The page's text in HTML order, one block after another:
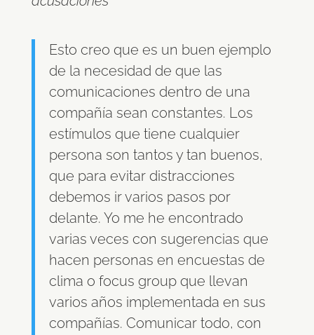
Esto creo que es un buen ejemplo
de la necesidad de que las
comunicaciones dentro de una
compañía sean constantes. Los
estímulos que tiene cualquier
persona son tantos y tan buenos,
que para evitar distracciones
debemos ir varios pasos por
delante. Yo me he encontrado
varias veces con sugerencias que
hacen personas en encuestas de
clima o focus group que llevan
varios años implementada en sus
compañías. Comunicar todo, con